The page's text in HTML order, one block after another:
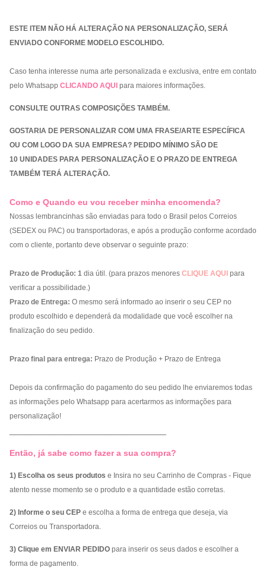
ESTE ITEM NÃO HÁ ALTERAÇÃO NA PERSONALIZAÇÃO, SERÁ
ENVIADO CONFORME MODELO ESCOLHIDO.
Caso tenha interesse numa arte personalizada e exclusiva, entre em contato
pelo Whatsapp CLICANDO AQUI para maiores informações.
CONSULTE OUTRAS COMPOSIÇÕES TAMBÉM.
GOSTARIA DE PERSONALIZAR COM UMA FRASE/ARTE ESPECÍFICA
OU COM LOGO DA SUA EMPRESA? PEDIDO MÍNIMO SÃO DE
10 UNIDADES PARA PERSONALIZAÇÃO E O PRAZO DE ENTREGA
TAMBÉM TERÁ ALTERAÇÃO.
Como e Quando eu vou receber minha encomenda?
Nossas lembrancinhas são enviadas para todo o Brasil pelos Correios
(SEDEX ou PAC) ou transportadoras, e após a produção conforme acordado
com o cliente, portanto deve observar o seguinte prazo:
Prazo de Produção: 1 dia útil. (para prazos menores CLIQUE AQUI para
verificar a possibilidade.)
Prazo de Entrega: O mesmo será informado ao inserir o seu CEP no
produto escolhido e dependerá da modalidade que você escolher na
finalização do seu pedido.
Prazo final para entrega: Prazo de Produção + Prazo de Entrega
Depois da confirmação do pagamento do seu pedido lhe enviaremos todas
as informações pelo Whatsapp para acertarmos as informações para
personalização!
Então, já sabe como fazer a sua compra?
1) Escolha os seus produtos e Insira no seu Carrinho de Compras - Fique
atento nesse momento se o produto e a quantidade estão corretas.
2) Informe o seu CEP e escolha a forma de entrega que deseja, via
Correios ou Transportadora.
3) Clique em ENVIAR PEDIDO para inserir os seus dados e escolher a
forma de pagamento.